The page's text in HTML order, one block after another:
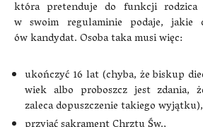
która pretenduje do funkcji rodzica
w swoim regulaminie podaje, jakie
ów kandydat. Osoba taka musi więc:
ukończyć 16 lat (chyba, że biskup
wiek albo proboszcz jest zdania,
zaleca dopuszczenie takiego wyjątku),